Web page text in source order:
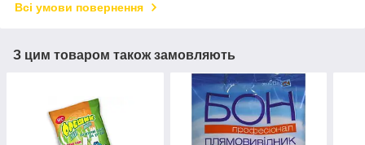
Всі умови повернення
З цим товаром також замовляють